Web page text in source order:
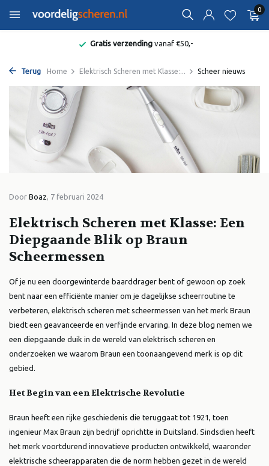
0
Gratis verzendingvanaf €50,-
Terug Home Elektrisch Scheren met Klasse:... Scheer nieuws
Door Boaz, 7 februari 2024
Elektrisch Scheren met Klasse: Een
Diepgaande Blik op Braun
Scheermessen
Of je nu een doorgewinterde baarddrager bent of gewoon op zoek
bent naar een efficiënte manier om je dagelijkse scheerroutine te
verbeteren, elektrisch scheren met scheermessen van het merk Braun
biedt een geavanceerde en verfijnde ervaring. In deze blog nemen we
een diepgaande duik in de wereld van elektrisch scheren en
onderzoeken we waarom Braun een toonaangevend merk is op dit
gebied.
Het Begin van een Elektrische Revolutie
Braun heeft een rijke geschiedenis die teruggaat tot 1921, toen
ingenieur Max Braun zijn bedrijf oprichtte in Duitsland. Sindsdien heeft
het merk voortdurend innovatieve producten ontwikkeld, waaronder
elektrische scheerapparaten die de norm hebben gezet in de wereld